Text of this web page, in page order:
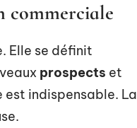
commerciale
Elle se définit
prospects et
indispensable. La